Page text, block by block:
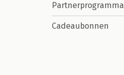
Partnerprogramma
Cadeaubonnen